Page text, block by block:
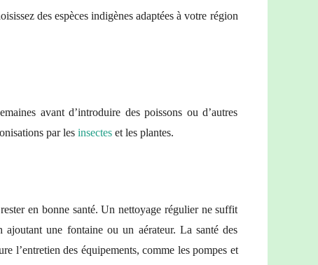
des espèces indigènes adaptées à votre région
avant d’introduire des poissons ou d’autres
par les insecteset les plantes.
en bonne santé. Un nettoyage régulier ne suffit
une fontaine ou un aérateur. La santé des
l’entretien des équipements, comme les pompes et